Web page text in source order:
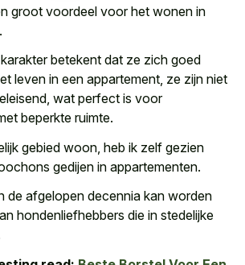
groot voordeel voor het wonen in
betekent dat ze zich goed
leven in een appartement, ze zijn niet
wat perfect is voor
beperkte ruimte.
gebied woon, heb ik zelf gezien
gedijen in appartementen.
de afgelopen decennia kan worden
hondenliefhebbers die in stedelijke